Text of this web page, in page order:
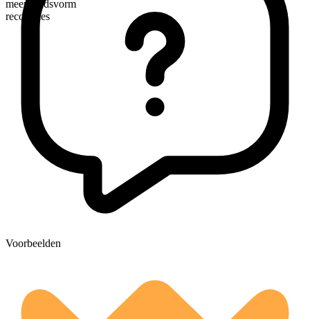
meervoudsvorm
recoveries
Voorbeelden